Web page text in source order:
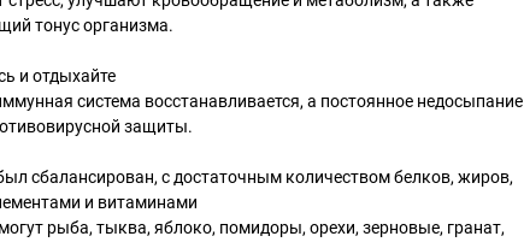
тонус организма.
и отдыхайте
система восстанавливается, а постоянное недосыпание
защиты.
сбалансирован, с достаточным количеством белков, жиров,
и витаминами
рыба, тыква, яблоко, помидоры, орехи, зерновые, гранат,